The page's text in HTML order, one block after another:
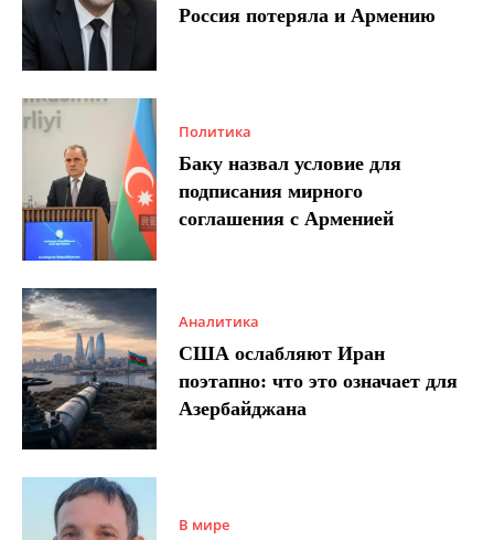
Россия потеряла и Армению
Политика
Баку назвал условие для
подписания мирного
соглашения с Арменией
Аналитика
США ослабляют Иран
поэтапно: что это означает для
Азербайджана
В мире